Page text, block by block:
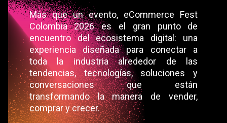
Más que un evento, eCommerce Fest
Colombia 2026 es el gran punto de
encuentro del ecosistema digital: una
experiencia diseñada para conectar a
toda la industria alrededor de las
tendencias, tecnologías, soluciones y
conversaciones que están
transformando la manera de vender,
comprar y crecer.